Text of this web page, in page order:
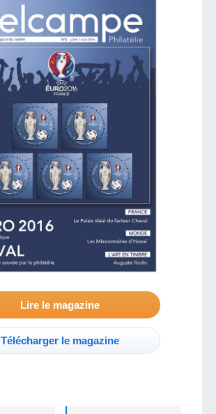
Lire le magazine
Télécharger le magazine